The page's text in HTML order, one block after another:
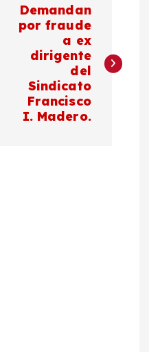
Demandan
por fraude
a ex
dirigente
del
Sindicato
Francisco
I. Madero.